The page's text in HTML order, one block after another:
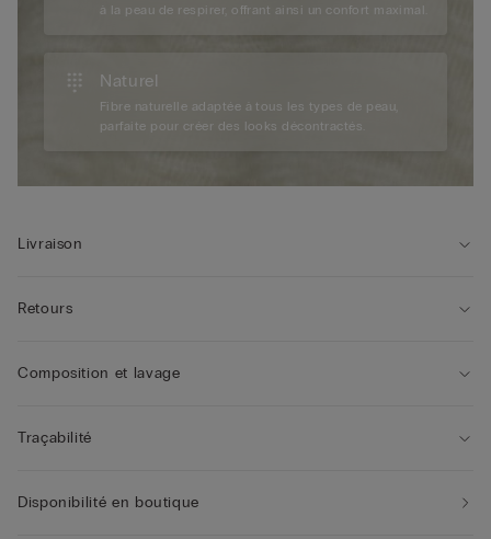
à la peau de respirer, offrant ainsi un confort maximal.
Naturel
Fibre naturelle adaptée à tous les types de peau,
parfaite pour créer des looks décontractés.
Livraison
Retours
Composition et lavage
Traçabilité
Disponibilité en boutique